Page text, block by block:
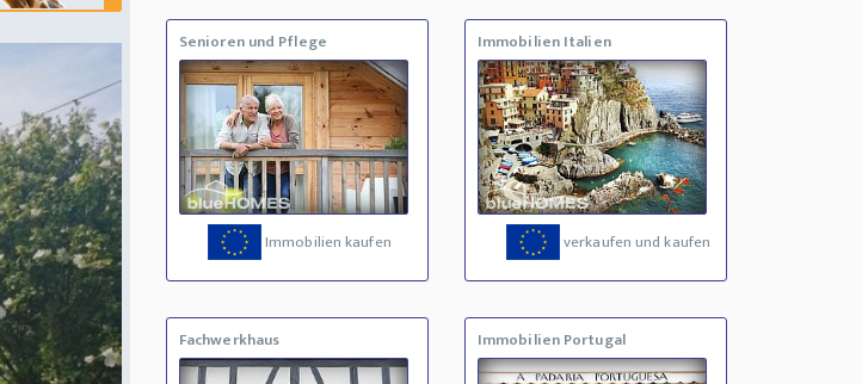
Senioren und Pflege
Immobilien kaufen
Immobilien Italien
verkaufen und kaufen
Fachwerkhaus Immobilien Portugal